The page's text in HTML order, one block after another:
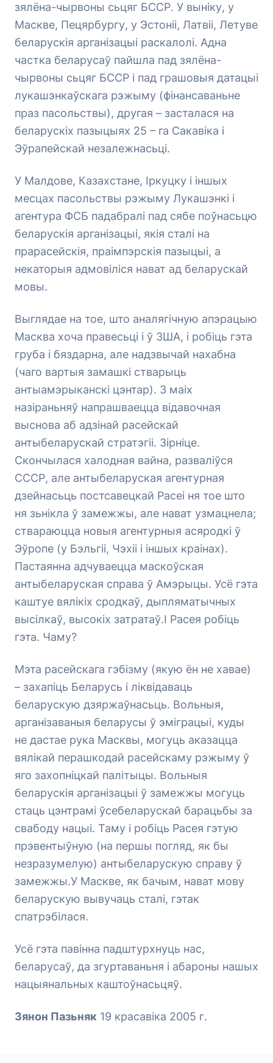
зялёна-чырвоны сьцяг БССР. У выніку, у
Маскве, Пецярбургу, у Эстоніі, Латвіі, Летуве
беларускія арганізацыі раскалолі. Адна
частка беларусаў пайшла пад зялёна-
чырвоны сьцяг БССР і пад грашовыя датацыі
лукашэнкаўскага рэжыму (фінансаваньне
праз пасольствы), другая – засталася на
беларускіх пазыцыях 25 – га Сакавіка і
Эўрапейскай незалежнасьці.
У Малдове, Казахстане, Іркуцку і іншых
месцах пасольствы рэжыму Лукашэнкі і
агентура ФСБ падабралі пад сябе поўнасьцю
беларускія арганізацыі, якія сталі на
прарасейскія, праімпэрскія пазыцыі, а
некаторыя адмовіліся нават ад беларускай
мовы.
Выглядае на тое, што аналягічную апэрацыю
Масква хоча правесьці і ў ЗША, і робіць гэта
груба і бяздарна, але надзвычай нахабна
(чаго вартыя замашкі стварыць
антыамэрыканскі цэнтар). З маіх
назіраньняў напрашваецца відавочная
выснова аб адзінай расейскай
антыбеларускай стратэгіі. Зірніце.
Скончылася халодная вайна, разваліўся
СССР, але антыбеларуская агентурная
дзейнасьць постсавецкай Расеі ня тое што
ня зьнікла ў замежжы, але нават узмацнела;
ствараюцца новыя агентурныя асяродкі ў
Эўропе (у Бэльгіі, Чэхіі і іншых краінах).
Пастаянна адчуваецца маскоўская
антыбеларуская справа ў Амэрыцы. Усё гэта
каштуе вялікіх сродкаў, дыпляматычных
высілкаў, высокіх затратаў.І Расея робіць
гэта. Чаму?
Мэта расейскага гэбізму (якую ён не хавае)
– захапіць Беларусь і ліквідаваць
беларускую дзяржаўнасьць. Вольныя,
арганізаваныя беларусы ў эміграцыі, куды
не дастае рука Масквы, могуць аказацца
вялікай перашкодай расейскаму рэжыму ў
яго захопніцкай палітыцы. Вольныя
беларускія арганізацыі ў замежжы могуць
стаць цэнтрамі ўсебеларускай барацьбы за
свабоду нацыі. Таму і робіць Расея гэтую
прэвентыўную (на першы погляд, як бы
незразумелую) антыбеларускую справу ў
замежжы.У Маскве, як бачым, нават мову
беларускую вывучаць сталі, гэтак
спатрэбілася.
Усё гэта павінна падштурхнуць нас,
беларусаў, да згуртаваньня і абароны нашых
нацыянальных каштоўнасьцяў.
Зянон Пазьняк 19 красавіка 2005 г.